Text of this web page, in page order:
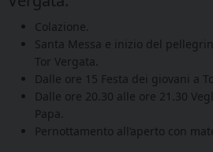
Colazione.
Santa Messa e inizio del
Tor Vergata.
Dalle ore 15 Festa dei giovani a
Dalle ore 20.30 alle ore 21.30
Papa.
Pernottamento all’aperto con